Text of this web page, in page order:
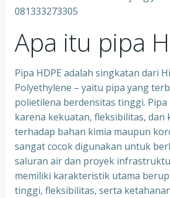
Apa itu pipa
Pipa HDPE adalah singkatan dari
Polyethylene – yaitu pipa yang
polietilena berdensitas tinggi.
karena kekuatan, fleksibilitas, dan
terhadap bahan kimia maupun
sangat cocok digunakan untuk
saluran air dan proyek
memiliki karakteristik utama
tinggi, fleksibilitas, serta